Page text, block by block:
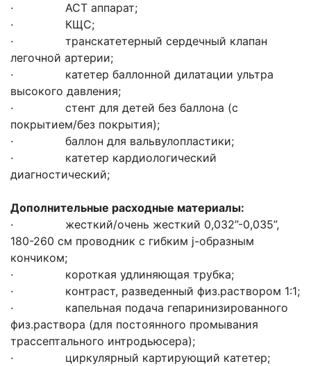
· АСТ аппарат;
· КЩС;
· транскатетерный сердечный клапан
легочной артерии;
· катетер баллонной дилатации ультра
высокого давления;
· стент для детей без баллона (с
покрытием/без покрытия);
· баллон для вальвулопластики;
· катетер кардиологический
диагностический;
Дополнительные расходные материалы:
· жесткий/очень жесткий 0,032”-0,035”,
180-260 см проводник с гибким j-образным
кончиком;
· короткая удлиняющая трубка;
· контраст, разведенный физ.раствором 1:1;
· капельная подача гепаринизированного
физ.раствора (для постоянного промывания
трассептального интродьюсера);
· циркулярный картирующий катетер;